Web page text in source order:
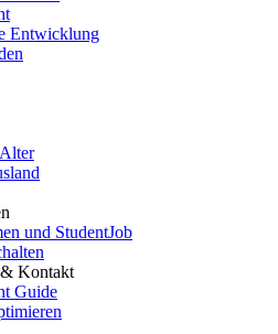
Entwicklung
und StudentJob
Kontakt
Guide